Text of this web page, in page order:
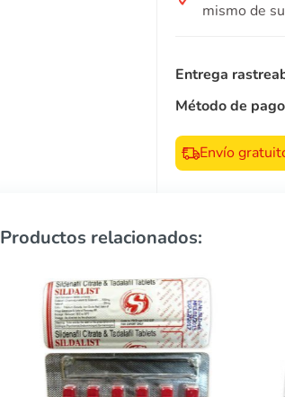
mismo de
Entrega
Método de pago
Envío
Productos relacionados: